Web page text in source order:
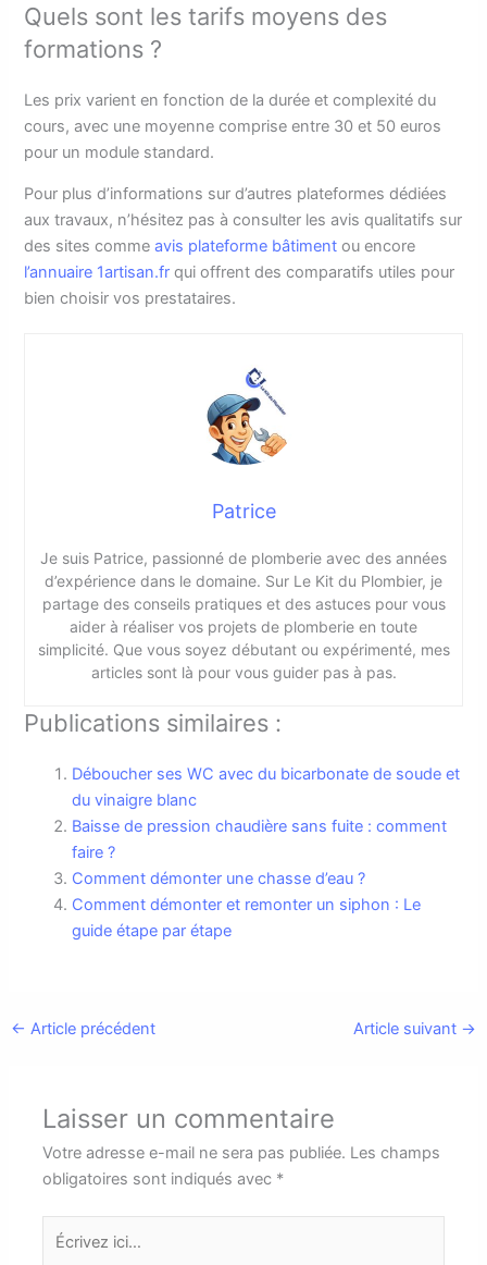
Quels sont les tarifs moyens des
formations ?
Les prix varient en fonction de la durée et complexité du
cours, avec une moyenne comprise entre 30 et 50 euros
pour un module standard.
Pour plus d’informations sur d’autres plateformes dédiées
aux travaux, n’hésitez pas à consulter les avis qualitatifs sur
des sites commeavis plateforme bâtiment ou encore
l’annuaire 1artisan.fr qui offrent des comparatifs utiles pour
bien choisir vos prestataires.
Patrice
Je suis Patrice, passionné de plomberie avec des années
d’expérience dans le domaine. Sur Le Kit du Plombier, je
partage des conseils pratiques et des astuces pour vous
aider à réaliser vos projets de plomberie en toute
simplicité. Que vous soyez débutant ou expérimenté, mes
articles sont là pour vous guider pas à pas.
Publications similaires :
Déboucher ses WC avec du bicarbonate de soude et
du vinaigre blanc
Baisse de pression chaudière sans fuite : comment
faire ?
Comment démonter une chasse d’eau ?
Comment démonter et remonter un siphon : Le
guide étape par étape
← Article précédent Article suivant →
Laisser un commentaire
Votre adresse e-mail ne sera pas publiée. Les champs
obligatoires sont indiqués avec *
Écrivez
ici…